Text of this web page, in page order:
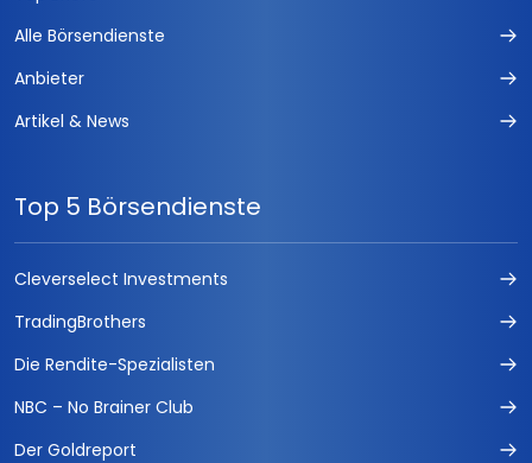
Alle Börsendienste
Anbieter
Artikel & News
Top 5 Börsendienste
Cleverselect Investments
TradingBrothers
Die Rendite-Spezialisten
NBC – No Brainer Club
Der Goldreport